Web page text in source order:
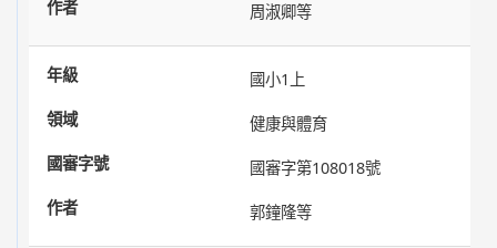
周淑卿等
國小1上
健康與體育
國審字第108018號
郭鐘隆等